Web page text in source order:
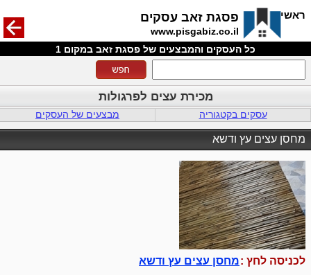
פסגת זאב עסקים
www.pisgabiz.co.il
ראשי
כל העסקים והמבצעים של פסגת זאב במקום 1
מכירת עצים לפרגולות
עסקים בקטגוריה מבצעים של העסקים
מחסן עצים עץ ודשא
לכניסה לחץ :מחסן עצים עץ ודשא